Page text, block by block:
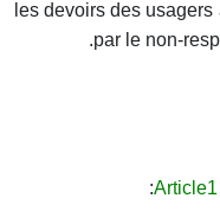
les devoirs des
par le non-
Article1